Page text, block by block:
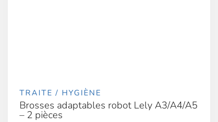
TRAITE / HYGIÈNE
Brosses adaptables robot Lely A3/A4/A5
– 2 pièces